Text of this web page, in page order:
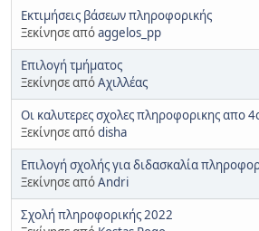
Εκτιμήσεις βάσεων πληροφορικής
Ξεκίνησε απόaggelos_pp
Επιλογή τμήματος
Ξεκίνησε απόΑχιλλέας
Οι καλυτερες σχολες πληροφορικης απο
Ξεκίνησε απόdisha
Επιλογή σχολής για διδασκαλία
Ξεκίνησε απόAndri
Σχολή πληροφορικής 2022